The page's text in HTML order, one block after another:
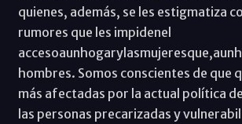
quienes, además, se les estigmatiza
rumores que les impidenel
hombres. Somos conscientes de que
más afectadas por la actual política
las personas precarizadas y